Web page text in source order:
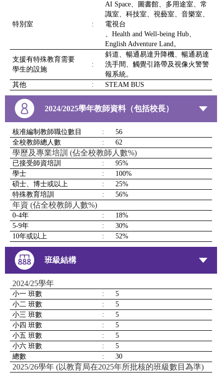
特別室 :
AI Space、圖書館、多用途室、常
識室、科技室、視藝室、音樂室、
電視台
、Health and Well-being Hub、
English Adventure Land。
支援有特殊教育需要
學生的設施
:
斜道、暢通易達升降機、暢通易達
洗手間、觸覺引路帶及視像火警警
報系統。
其他
: STEAM BUS
2024/2025學年教師資料（包括校長）
核准編制教師職位數目 :
56
全校教師總人數
: 62
學歷及專業培訓 (佔全校教師人數%)
已接受師資培訓 :
95%
學士
:
100%
碩士、博士或以上
:
25%
特殊教育培訓
: 56%
年資 (佔全校教師人數%)
0-4年 :
18%
5-9年
:
30%
10年或以上
: 52%
班級結構
2024/25學年
小一 班數 :
5
小二 班數
:
5
小三 班數
:
5
小四 班數
:
5
小五 班數
:
5
小六 班數
:
5
總數
: 30
2025/26學年 (以教育局在2025年所批核的班級數目為準)